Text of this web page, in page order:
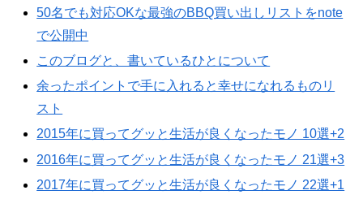
50名でも対応OKな最強のBBQ買い出しリストをnote
で公開中
このブログと、書いているひとについて
余ったポイントで手に入れると幸せになれるものリ
スト
2015年に買ってグッと生活が良くなったモノ 10選+2
2016年に買ってグッと生活が良くなったモノ 21選+3
2017年に買ってグッと生活が良くなったモノ 22選+1